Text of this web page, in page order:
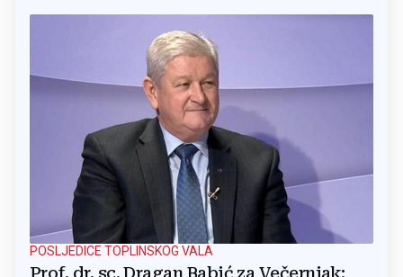
POSLJEDICE TOPLINSKOG VALA
Prof. dr. sc. Dragan Babić za Večernjak: